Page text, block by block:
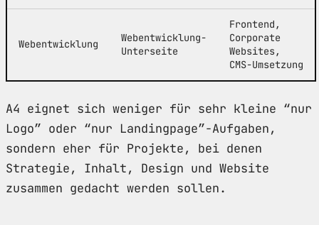
Webentwicklung
Webentwicklung-
Unterseite
Frontend,
Corporate
Websites,
CMS-Umsetzung
A4 eignet sich weniger für sehr kleine “nur
Logo” oder “nur Landingpage”-Aufgaben,
sondern eher für Projekte, bei denen
Strategie, Inhalt, Design und Website
zusammen gedacht werden sollen.